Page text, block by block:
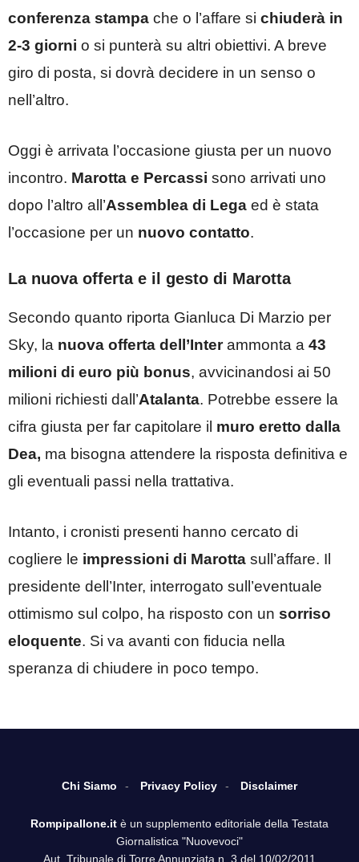
conferenza stampa che o l’affare si chiuderà in
2-3 giorni o si punterà su altri obiettivi. A breve
giro di posta, si dovrà decidere in un senso o
nell’altro.
Oggi è arrivata l’occasione giusta per un nuovo
incontro. Marotta e Percassi sono arrivati uno
dopo l’altro all’Assemblea di Lega ed è stata
l’occasione per un nuovo contatto.
La nuova offerta e il gesto di Marotta
Secondo quanto riporta Gianluca Di Marzio per
Sky, la nuova offerta dell’Interammonta a 43
milioni di euro più bonus, avvicinandosi ai 50
milioni richiesti dall’Atalanta. Potrebbe essere la
cifra giusta per far capitolare il muro eretto dalla
Dea, ma bisogna attendere la risposta definitiva e
gli eventuali passi nella trattativa.
Intanto, i cronisti presenti hanno cercato di
cogliere le impressioni di Marotta sull’affare. Il
presidente dell’Inter, interrogato sull’eventuale
ottimismo sul colpo, ha risposto con un sorriso
eloquente. Si va avanti con fiducia nella
speranza di chiudere in poco tempo.
Chi Siamo Privacy Policy Disclaimer
Rompipallone.it è un supplemento editoriale della Testata
Giornalistica "Nuovevoci"
Aut. Tribunale di Torre Annunziata n. 3 del 10/02/2011